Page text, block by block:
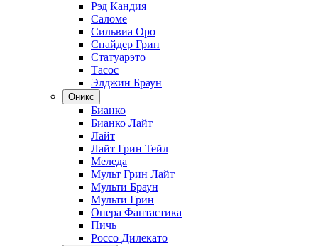
Рэд Кандия
Саломе
Сильвиа Оро
Спайдер Грин
Статуарэто
Тасос
Элджин Браун
Оникс
Бианко
Бианко Лайт
Лайт
Лайт Грин Тейл
Меледа
Мульт Грин Лайт
Мульти Браун
Мульти Грин
Опера Фантастика
Пичь
Россо Дилекато